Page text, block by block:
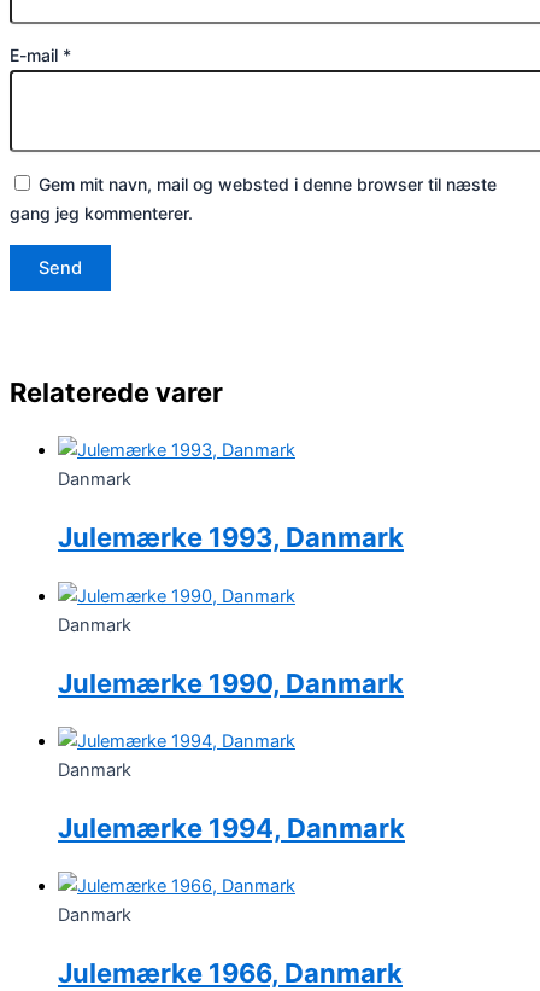
E-mail *
Gem mit navn, mail og websted i denne browser til næste
gang jeg kommenterer.
Relaterede varer
Danmark
Julemærke 1993, Danmark
Danmark
Julemærke 1990, Danmark
Danmark
Julemærke 1994, Danmark
Danmark
Julemærke 1966, Danmark